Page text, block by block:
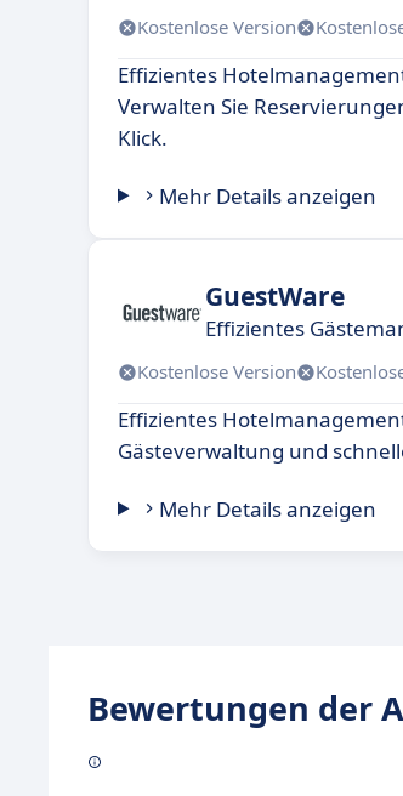
Kostenlose Version
Effizientes
Verwalten Sie
Klick.
Mehr Details anzeigen
GuestWare
Effizientes
Kostenlose Version
Effizientes
Gästeverwaltung und
Mehr Details anzeigen
Bewertungen der